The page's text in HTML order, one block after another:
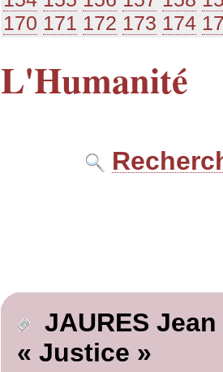
170 171 172 173 174
L'Humanité
JAURES Jean
« Justice »